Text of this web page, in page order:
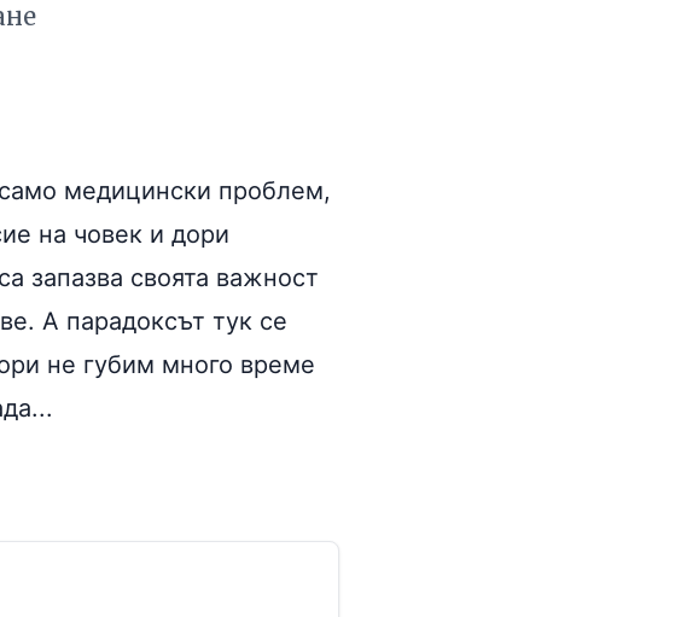
медицински проблем,
на човек и дори
запазва своята важност
А парадоксът тук се
не губим много време